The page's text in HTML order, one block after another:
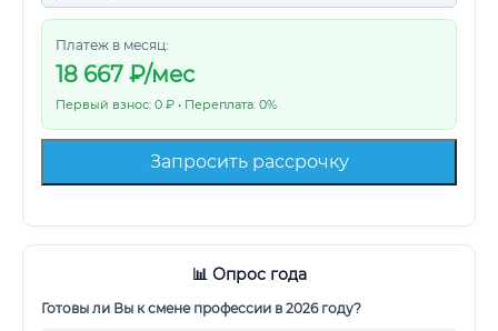
Платеж в месяц:
18 667 ₽/мес
Первый взнос: 0 ₽ • Переплата: 0%
Запросить рассрочку
📊 Опрос года
Готовы ли Вы к смене профессии в 2026 году?